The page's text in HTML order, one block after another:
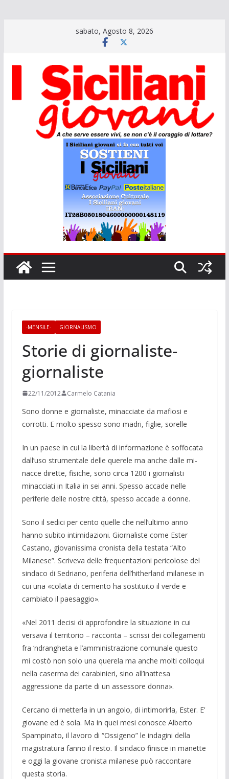
sabato, Agosto 8, 2026
-MENSILE- GIORNALISMO
Storie di giornaliste-
giornaliste
22/11/2012 Carmelo Catania
Sono donne e giornali­ste, minacciate da ma­fiosi e
corrotti. E mol­to spesso sono madri, figlie, sorelle
In un paese in cui la libertà di infor­mazione è soffocata
dall’uso strumen­tale delle querele ma anche dalle mi­
nacce dirette, fisiche, sono circa 1200 i giornalisti
minacciati in Italia in sei anni. Spesso accade nelle
periferie del­le nostre città, spesso accade a donne.
Sono il sedici per cento quelle che nell’ultimo anno
hanno subito intimida­zioni. Giornaliste come Ester
Castano, giovanissima cronista della testata “Alto
Milanese”. Scriveva delle frequentazioni pericolose del
sindaco di Sedriano, peri­feria dell’hitherland milanese in
cui una «colata di cemento ha sostituito il verde e
cambiato il paesaggio».
«Nel 2011 decisi di approfondire la si­tuazione in cui
versava il territorio – rac­conta – scrissi dei collegamenti
fra ‘ndrangheta e l’amministrazione comuna­le questo
mi costò non solo una querela ma anche molti colloqui
nella caserma dei carabinieri, sino all’inattesa
aggressione da parte di un assessore donna».
Cercano di metterla in un angolo, di in­timorirla, Ester. E’
giovane ed è sola. Ma in quei mesi conosce Alberto
Spampina­to, il lavoro di “Ossigeno” le indagini della
magistratura fanno il resto. Il sinda­co finisce in manette
e oggi la giovane cronista milanese può raccontare
questa storia.